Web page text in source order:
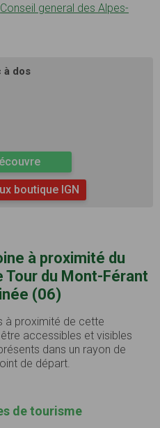
Conseil general des Alpes-
à dos
boutique IGN
à proximité du
du Mont-Férant
(06)
à proximité de cette
accessibles et visibles
dans un rayon de
de départ.
de tourisme